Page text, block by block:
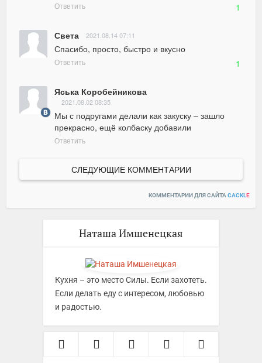
Ответить 1
Света 2021.08.14 07:11
Спасибо, просто, быстро и вкусно
Ответить 1
Яська Коробейникова
2021.08.02 08:35
Мы с подругами делали как закуску – зашло
прекрасно, ещё колбаску добавили
Ответить
СЛЕДУЮЩИЕ КОММЕНТАРИИ
КОММЕНТАРИИ ДЛЯ САЙТА CACKLE
Наташа Имшенецкая
Кухня – это место Силы. Если захотеть.
Если делать еду с интересом, любовью
и радостью.